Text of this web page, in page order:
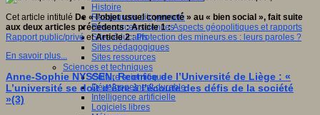
Histoire
Ressources citoyenneté
Ressources sciences
Sites éducatifs
Sites pédagogiques
Sites ressources
Sciences et techniques
Culture scientifique
Développement durable
Intelligence artificielle
Logiciels libres
Cet article intitulé De « l’objet usuel connecté » au « bien social », fait suite
aux deux articles précédents : Article 1 :Aspects géopolitiques et rapports
Rapport public/privé etArticle 2:Protection des mineurs.es : leurs paroles ?
En savoir plus...
Anne-Sophie NYSSEN, Rectrice de l’Université de Liège : «
L’université se doit d’être à l’écoute des défis de la société
»(3)